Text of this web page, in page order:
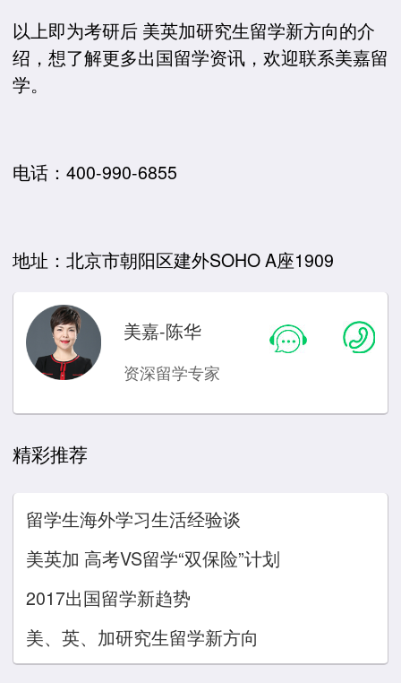
以上即为考研后 美英加研究生留学新方向的介
绍，想了解更多出国留学资讯，欢迎联系美嘉留
学。
电话：400-990-6855
地址：北京市朝阳区建外SOHO A座1909
美嘉-陈华
资深留学专家
精彩推荐
留学生海外学习生活经验谈
美英加 高考VS留学“双保险”计划
2017出国留学新趋势
美、英、加研究生留学新方向